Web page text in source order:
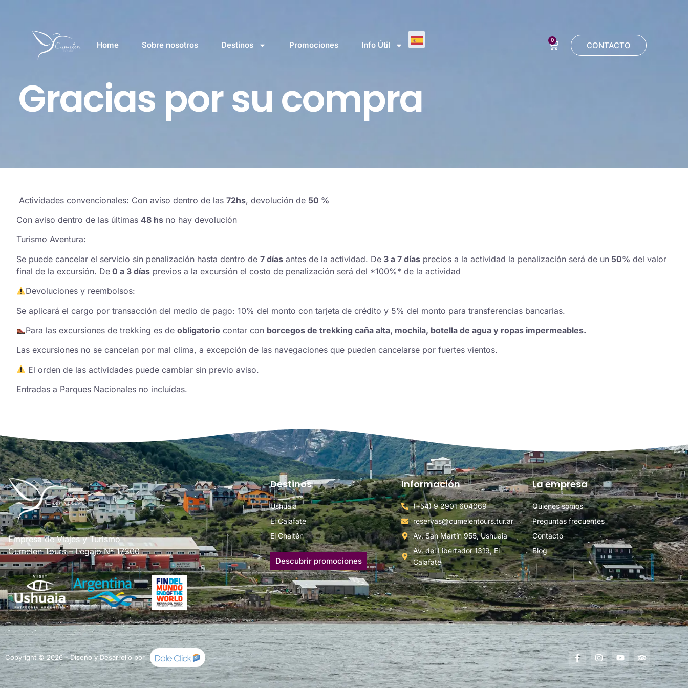
Home Sobre nosotros Destinos Promociones Info Útil 0
CONTACTO
Gracias por su compra
Actividades convencionales: Con aviso dentro de las 72hs, devolución de 50 %
Con aviso dentro de las últimas 48 hs no hay devolución
Turismo Aventura:
Se puede cancelar el servicio sin penalización hasta dentro de 7 días antes de la actividad. De 3 a 7 días precios a la actividad la penalización será de un 50% del valor
final de la excursión. De 0 a 3 días previos a la excursión el costo de penalización será del *100%* de la actividad
Devoluciones y reembolsos:
Se aplicará el cargo por transacción del medio de pago: 10% del monto con tarjeta de crédito y 5% del monto para transferencias bancarias.
Para las excursiones de trekking es deobligatorio contar con borcegos de trekking caña alta, mochila, botella de agua y ropas impermeables.
Las excursiones no se cancelan por mal clima, a excepción de las navegaciones que pueden cancelarse por fuertes vientos.
El orden de las actividades puede cambiar sin previo aviso.
Entradas a Parques Nacionales no incluídas.
Empresa de Viajes y Turismo
Cumelen Tours – Legajo N° 17300
Destinos
Ushuaia
El Calafate
El Chaltén
Descubrir promociones
Información
(+54) 9 2901 604069
reservas@cumelentours.tur.ar
Av. San Martín 955, Ushuaia
Av. del Libertador 1319, El
Calafate
La empresa
Quienes somos
Preguntas frecuentes
Contacto
Blog
Copyright © 2026 - Diseño y Desarrollo por